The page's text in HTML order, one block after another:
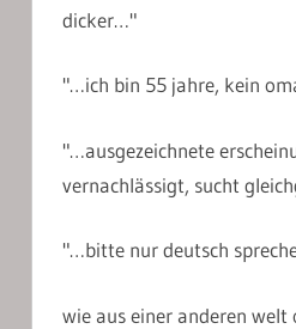
dicker…"
"…ich bin 55 jahre, kein
"…ausgezeichnete
vernachlässigt, sucht
"…bitte nur deutsch
wie aus einer anderen welt